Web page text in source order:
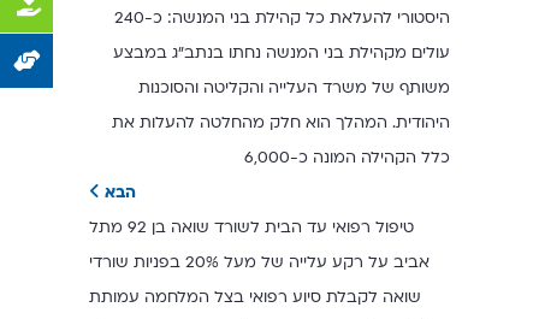
היסטורי להעלאת כל קהילת בני המנשה: כ-240
עולים מקהילת בני המנשה נחתו בנתב”ג במבצע
משותף של משרד העלייה והקליטה והסוכנות
היהודית. המהלך הוא חלק מהחלטה להעלות את
כלל הקהילה המונה כ-6,000
הבא
טיפול רפואי עד הבית לשורד שואה בן 92 מתל
אביב על רקע עלייה של מעל 20% בפניות שורדי
שואה לקבלת סיוע רפואי בצל המלחמה עמותת